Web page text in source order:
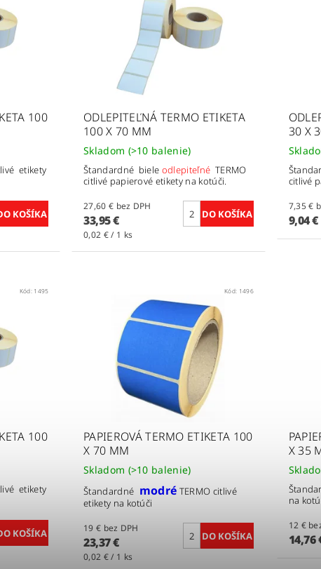
100
etikety
ODLEPITEĽNÁ TERMO ETIKETA
100 X 70 MM
Skladom (>10 balenie)
Štandardné biele odlepiteľné TERMO
citlivé papierové etikety na kotúči.
27,60 € bez DPH
33,95 €
0,02 € / 1 ks
30 X
citlivé
9,04 €
Kód: 1495
100
etikety
Kód: 1496
PAPIEROVÁ TERMO ETIKETA 100
X 70 MM
Skladom (>10 balenie)
Štandardné modré TERMO citlivé
etikety na kotúči
19 € bez DPH
23,37 €
0,02 € / 1 ks
X 35
na
12
14,76